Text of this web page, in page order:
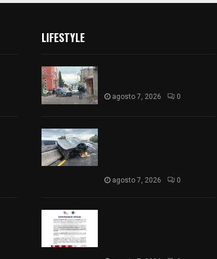
LIFESTYLE
agosto 7, 2026 0
agosto 7, 2026 0